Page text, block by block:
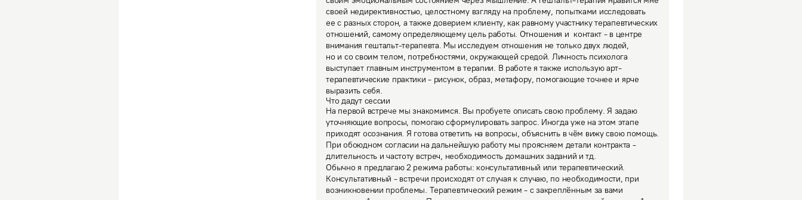
своей недирективностью, целостному взгляду на проблему, попытками исследовать
ее с разных сторон, а также доверием клиенту, как равному участнику терапевтических
отношений, самому определяющему цель работы. Отношения и  контакт - в центре
внимания гештальт-терапевта. Мы исследуем отношения не только двух людей,
но и со своим телом, потребностями, окружающей средой. Личность психолога
выступает главным инструментом в терапии. В работе я также использую арт-
терапевтические практики - рисунок, образ, метафору, помогающие точнее и ярче
выразить себя.
Что дадут сессии
На первой встрече мы знакомимся. Вы пробуете описать свою проблему. Я задаю
уточняющие вопросы, помогаю сформулировать запрос. Иногда уже на этом этапе
приходят осознания. Я готова ответить на вопросы, объяснить в чём вижу свою помощь.
При обоюдном согласии на дальнейшую работу мы проясняем детали контракта -
длительность и частоту встреч, необходимость домашних заданий и тд.
Обычно я предлагаю 2 режима работы: консультативный или терапевтический.
Консультативный - встречи происходят от случая к случаю, по необходимости, при
возникновении проблемы. Терапевтический режим - с закреплённым за вами